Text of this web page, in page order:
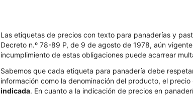
Las etiquetas de precios con texto para panaderías y
Decreto n.º 78-89 P, de 9 de agosto de 1978, aún
incumplimiento de estas obligaciones puede acarrear
Sabemos que cada etiqueta para panadería debe
información como la denominación del producto, el
indicada. En cuanto a la indicación de precios en